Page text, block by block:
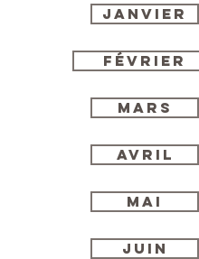
Janvier
Février
MARS
AVRIL
MAI
JUIN